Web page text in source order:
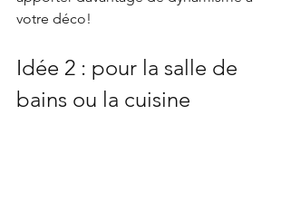
votre déco!
Idée 2 : pour la salle de
bains ou la cuisine